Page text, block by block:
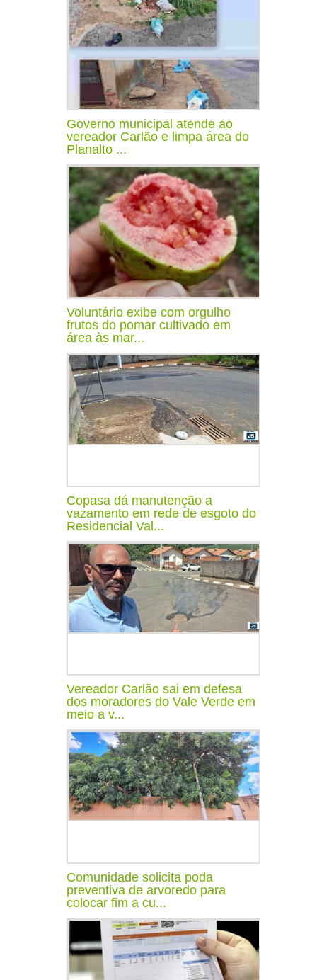
Governo municipal atende ao
vereador Carlão e limpa área do
Planalto ...
Voluntário exibe com orgulho
frutos do pomar cultivado em
área às mar...
Copasa dá manutenção a
vazamento em rede de esgoto do
Residencial Val...
Vereador Carlão sai em defesa
dos moradores do Vale Verde em
meio a v...
Comunidade solicita poda
preventiva de arvoredo para
colocar fim a cu...